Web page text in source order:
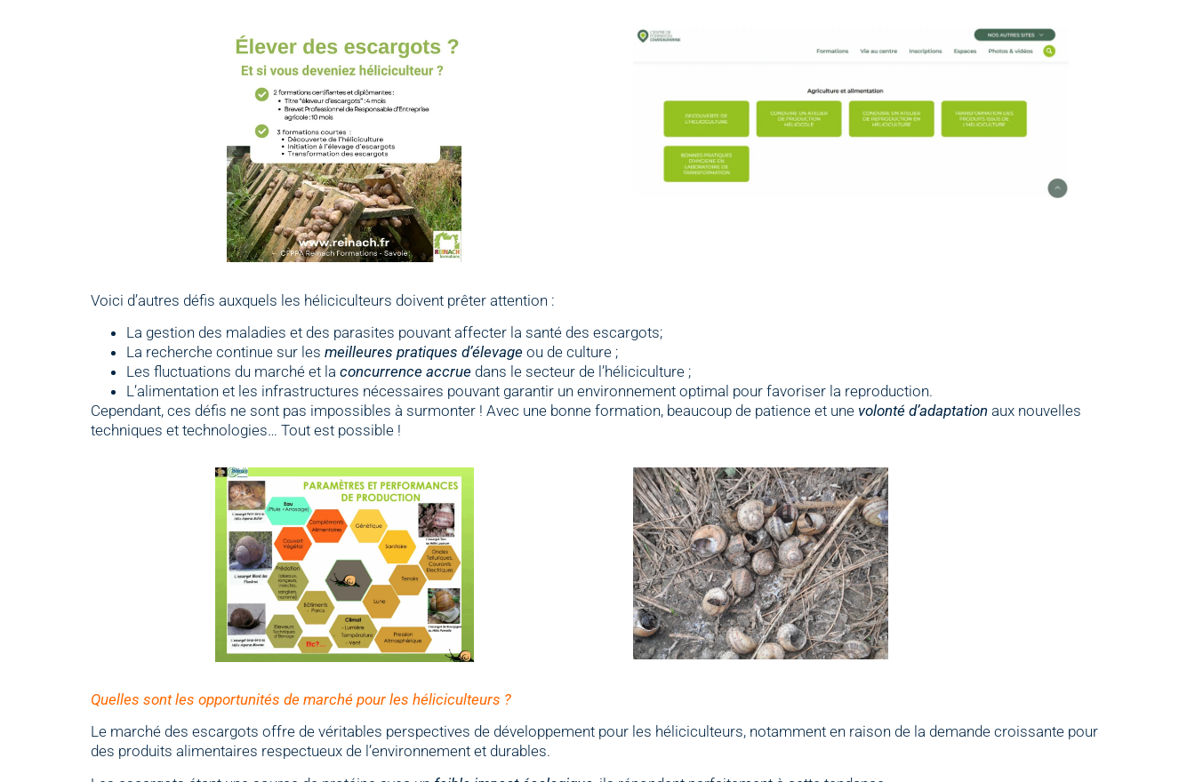
Voici d’autres défis auxquels les héliciculteurs doivent prêter attention :
La gestion des maladies et des parasites pouvant affecter la santé des escargots;
La recherche continue sur les meilleures pratiques d’élevage ou de culture ;
Les fluctuations du marché et la concurrence accrue dans le secteur de l’héliciculture ;
L’alimentation et les infrastructures nécessaires pouvant garantir un environnement optimal pour favoriser la reproduction.
Cependant, ces défis ne sont pas impossibles à surmonter ! Avec une bonne formation, beaucoup de patience et une volonté d’adaptation aux nouvelles
techniques et technologies… Tout est possible !
Quelles sont les opportunités de marché pour les héliciculteurs ?
Le marché des escargots offre de véritables perspectives de développement pour les héliciculteurs, notamment en raison de la demande croissante pour
des produits alimentaires respectueux de l’environnement et durables.